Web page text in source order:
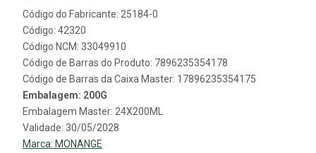
Código do Fabricante: 25184-0
Código: 42320
Código NCM: 33049910
Código de Barras do Produto: 7896235354178
Código de Barras da Caixa Master: 17896235354175
Embalagem: 200G
Embalagem Master: 24X200ML
Validade: 30/05/2028
Marca: MONANGE